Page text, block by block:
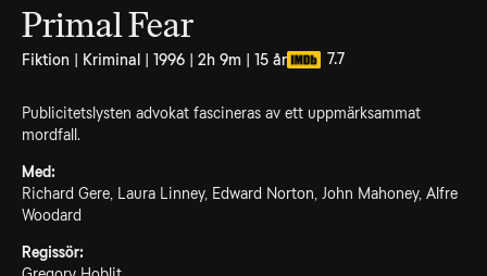
Primal Fear
Fiktion | Kriminal | 1996 | 2h 9m | 15 år 7.7
Publicitetslysten advokat fascineras av ett uppmärksammat
mordfall.
Med:
Richard Gere, Laura Linney, Edward Norton, John Mahoney, Alfre
Woodard
Regissör: